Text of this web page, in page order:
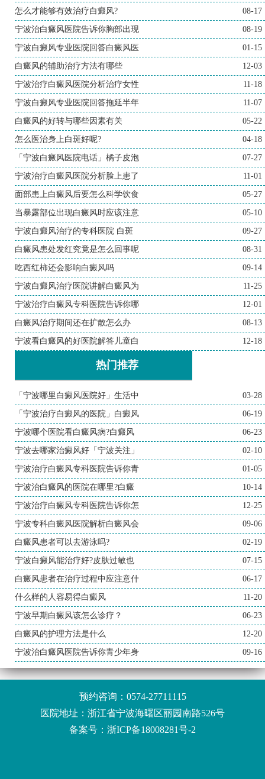
怎么才能够有效治疗白癜风? 08-17
宁波治白癜风医院告诉你胸部出现 08-19
宁波白癜风专业医院回答白癜风医 01-15
白癜风的辅助治疗方法有哪些 12-03
宁波治疗白癜风医院分析治疗女性 11-18
宁波白癜风专业医院回答拖延半年 11-07
白癜风的好转与哪些因素有关 05-22
怎么医治身上白斑好呢? 04-18
「宁波白癜风医院电话」橘子皮泡 07-27
宁波治疗白癜风医院分析脸上患了 11-01
面部患上白癜风后要怎么科学饮食 05-27
当暴露部位出现白癜风时应该注意 05-10
宁波白癜风治疗的专科医院 白斑 09-27
白癜风患处发红究竟是怎么回事呢 08-31
吃西红柿还会影响白癜风吗 09-14
宁波白癜风治疗医院讲解白癜风为 11-25
宁波治疗白癜风专科医院告诉你哪 12-01
白癜风治疗期间还在扩散怎么办 08-13
宁波看白癜风的好医院解答儿童白 12-18
热门推荐
「宁波哪里白癜风医院好」生活中 03-28
「宁波治疗白癜风的医院」白癜风 06-19
宁波哪个医院看白癜风病?白癜风 06-23
宁波去哪家治癜风好「宁波关注」 02-10
宁波治疗白癜风专科医院告诉你青 01-05
宁波治白癜风的医院在哪里?白癜 10-14
宁波治疗白癜风专科医院告诉你怎 12-25
宁波专科白癜风医院解析白癜风会 09-06
白癜风患者可以去游泳吗? 02-19
宁波白癜风能治疗好?皮肤过敏也 07-15
白癜风患者在治疗过程中应注意什 06-17
什么样的人容易得白癜风 11-20
宁波早期白癜风该怎么诊疗？ 06-23
白癜风的护理方法是什么 12-20
宁波治白癜风医院告诉你青少年身 09-16
预约咨询： 0574-27711115
医院地址：浙江省宁波海曙区丽园南路526号
备案号： 浙ICP备18008281号-2